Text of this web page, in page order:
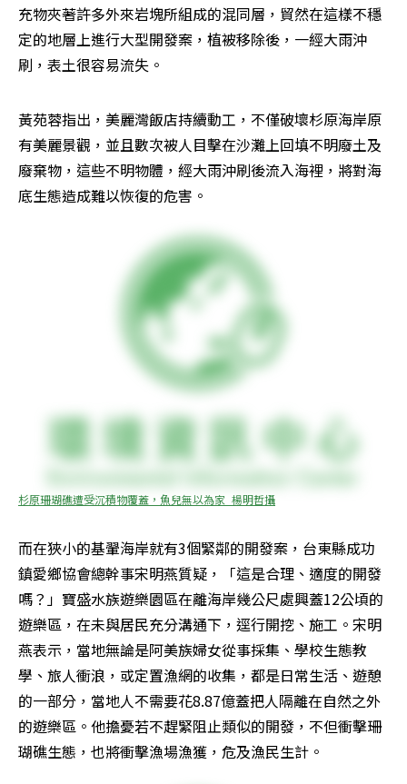
充物夾著許多外來岩塊所組成的混同層，貿然在這樣不穩
定的地層上進行大型開發案，植被移除後，一經大雨沖
刷，表土很容易流失。
黃苑蓉指出，美麗灣飯店持續動工，不僅破壞杉原海岸原
有美麗景觀，並且數次被人目擊在沙灘上回填不明廢土及
廢棄物，這些不明物體，經大雨沖刷後流入海裡，將對海
底生態造成難以恢復的危害。
杉原珊瑚礁遭受沉積物覆蓋，魚兒無以為家_楊明哲攝
而在狹小的基翬海岸就有3個緊鄰的開發案，台東縣成功
鎮愛鄉協會總幹事宋明燕質疑，「這是合理、適度的開發
嗎？」寶盛水族遊樂園區在離海岸幾公尺處興蓋12公頃的
遊樂區，在未與居民充分溝通下，逕行開挖、施工。宋明
燕表示，當地無論是阿美族婦女從事採集、學校生態教
學、旅人衝浪，或定置漁網的收集，都是日常生活、遊憩
的一部分，當地人不需要花8.87億蓋把人隔離在自然之外
的遊樂區。他擔憂若不趕緊阻止類似的開發，不但衝擊珊
瑚礁生態，也將衝擊漁場漁獲，危及漁民生計。